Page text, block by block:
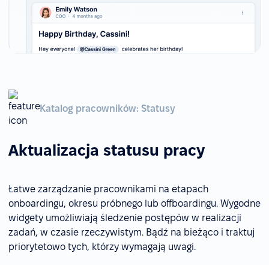
Katalog pracowników: Statusy
Aktualizacja statusu pracy
Łatwe zarządzanie pracownikami na etapach
onboardingu, okresu próbnego lub offboardingu. Wygodne
widgety umożliwiają śledzenie postępów w realizacji
zadań, w czasie rzeczywistym. Bądź na bieżąco i traktuj
priorytetowo tych, którzy wymagają uwagi.